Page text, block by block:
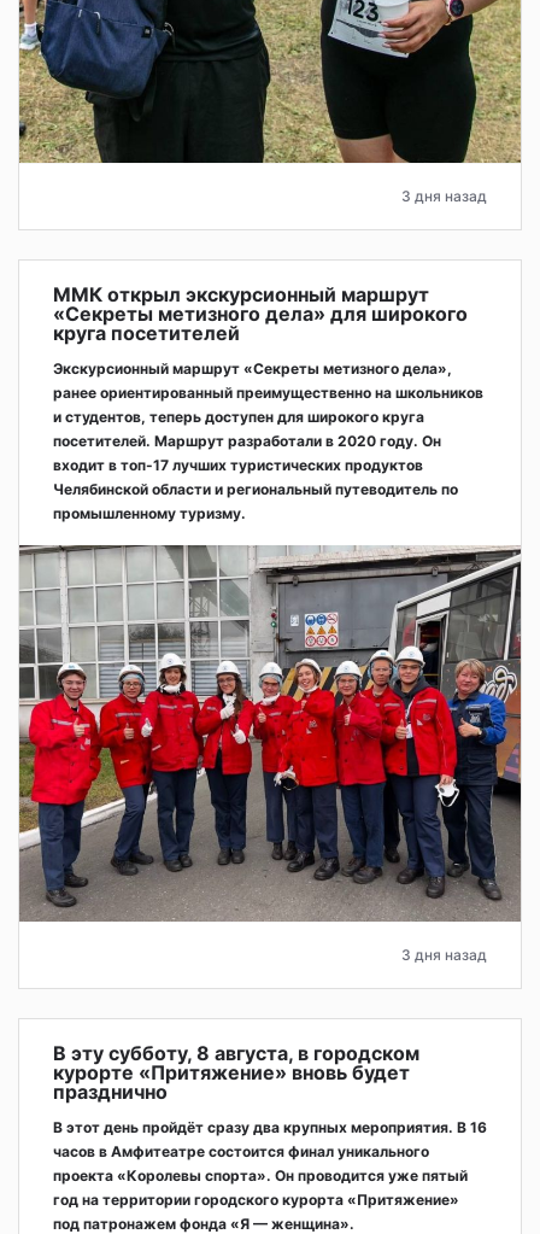
3 дня назад
ММК открыл экскурсионный маршрут
«Секреты метизного дела» для широкого
круга посетителей
Экскурсионный маршрут «Секреты метизного дела»,
ранее ориентированный преимущественно на школьников
и студентов, теперь доступен для широкого круга
посетителей. Маршрут разработали в 2020 году. Он
входит в топ-17 лучших туристических продуктов
Челябинской области и региональный путеводитель по
промышленному туризму.
3 дня назад
В эту субботу, 8 августа, в городском
курорте «Притяжение» вновь будет
празднично
В этот день пройдёт сразу два крупных мероприятия. В 16
часов в Амфитеатре состоится финал уникального
проекта «Королевы спорта». Он проводится уже пятый
год на территории городского курорта «Притяжение»
под патронажем фонда «Я — женщина».